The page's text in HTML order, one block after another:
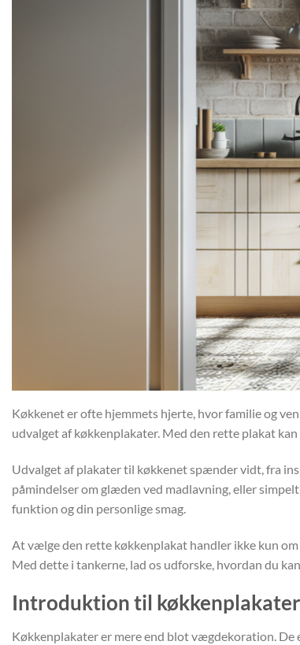
Køkkenet er ofte hjemmets hjerte, hvor familie og
udvalget af køkkenplakater. Med den rette plakat
Udvalget af plakater til køkkenet spænder vidt, fra
påmindelser om glæden ved madlavning, eller
funktion og din personlige smag.
At vælge den rette køkkenplakat handler ikke kun
Med dette i tankerne, lad os udforske, hvordan du
Introduktion til køkkenplakater
Køkkenplakater er mere end blot vægdekoration.